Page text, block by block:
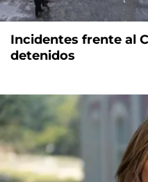
Incidentes frente al
detenidos